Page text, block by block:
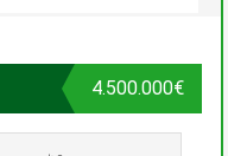
4.500.000€